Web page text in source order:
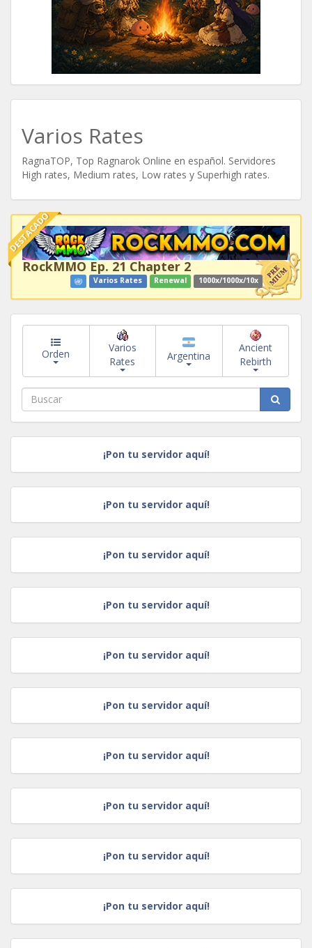
Varios Rates
RagnaTOP, Top Ragnarok Online en español. Servidores
High rates, Medium rates, Low rates y Superhigh rates.
DESTACADO
RockMMO Ep. 21 Chapter 2
Varios Rates Renewal 1000x/1000x/10x
Orden
Varios
Rates
Argentina
Ancient
Rebirth
¡Pon tu servidor aquí!
¡Pon tu servidor aquí!
¡Pon tu servidor aquí!
¡Pon tu servidor aquí!
¡Pon tu servidor aquí!
¡Pon tu servidor aquí!
¡Pon tu servidor aquí!
¡Pon tu servidor aquí!
¡Pon tu servidor aquí!
¡Pon tu servidor aquí!